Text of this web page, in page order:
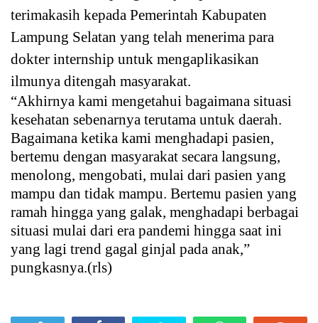
terimakasih kepada Pemerintah Kabupaten
Lampung Selatan yang telah menerima para
dokter internship untuk mengaplikasikan
ilmunya ditengah masyarakat.
“Akhirnya kami mengetahui bagaimana situasi
kesehatan sebenarnya terutama untuk daerah.
Bagaimana ketika kami menghadapi pasien,
bertemu dengan masyarakat secara langsung,
menolong, mengobati, mulai dari pasien yang
mampu dan tidak mampu. Bertemu pasien yang
ramah hingga yang galak, menghadapi berbagai
situasi mulai dari era pandemi hingga saat ini
yang lagi trend gagal ginjal pada anak,”
pungkasnya.(rls)